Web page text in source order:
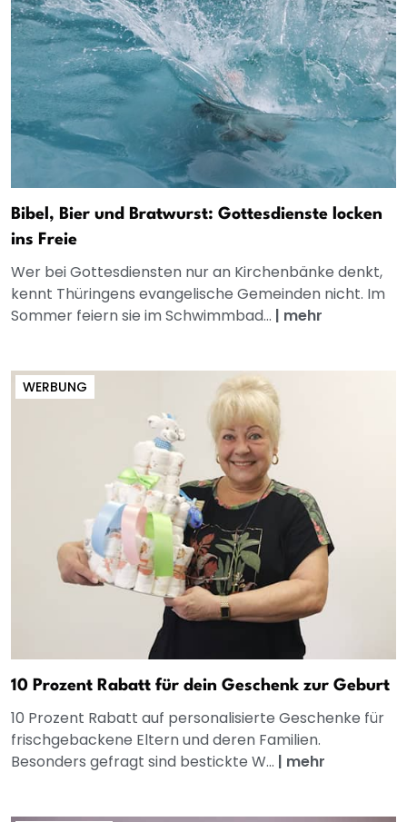
Bibel, Bier und Bratwurst: Gottesdienste locken
ins Freie
Wer bei Gottesdiensten nur an Kirchenbänke denkt,
kennt Thüringens evangelische Gemeinden nicht. Im
Sommer feiern sie im Schwimmbad... | mehr
WERBUNG
10 Prozent Rabatt für dein Geschenk zur Geburt
10 Prozent Rabatt auf personalisierte Geschenke für
frischgebackene Eltern und deren Familien.
Besonders gefragt sind bestickte W... | mehr